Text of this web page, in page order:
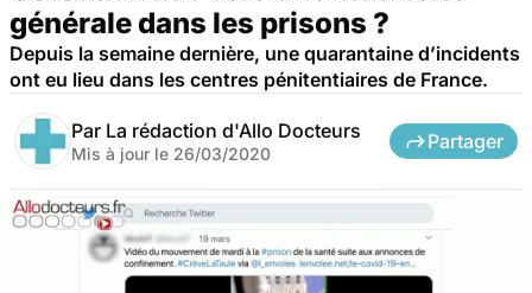
générale dans les prisons ?
Depuis la semaine dernière, une quarantaine d’incidents
ont eu lieu dans les centres pénitentiaires de France.
Par La rédaction d'Allo Docteurs
Mis à jour le 26/03/2020
Partager